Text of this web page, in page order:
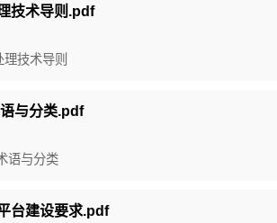
技术导则.pdf
技术导则
与分类.pdf
语与分类
台建设要求.pdf